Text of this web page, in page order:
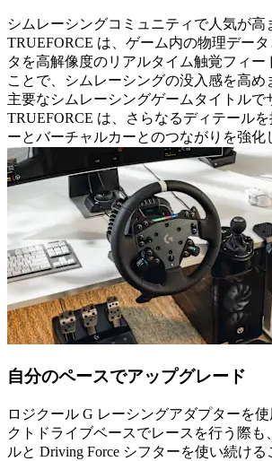
シムレーシングコミュニティで人気が高
TRUEFORCE は、ゲーム内の物理デー
タを高解像度のリアルタイム触覚フィー
ことで、シムレーシングの没入感を高め
主要なシムレーシングゲームタイトルで
TRUEFORCE は、さらなるディテール
ーとバーチャルカーとのつながりを強化
自分のペースでアップグレード
ロジクール G レーシングアダプターを
クトドライブベースでレースを行う際も
ルと Driving Force シフターを使い続ける